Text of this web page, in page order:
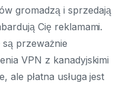
gromadzą i sprzedają
Cię reklamami.
przeważnie
VPN z kanadyjskimi
ale płatna usługa jest